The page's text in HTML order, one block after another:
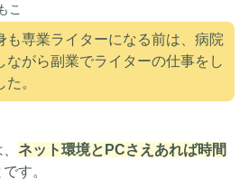
こ
も専業ライターになる前は、病院
ながら副業でライターの仕事をし
。
ネット環境とPCさえあれば時間
す。